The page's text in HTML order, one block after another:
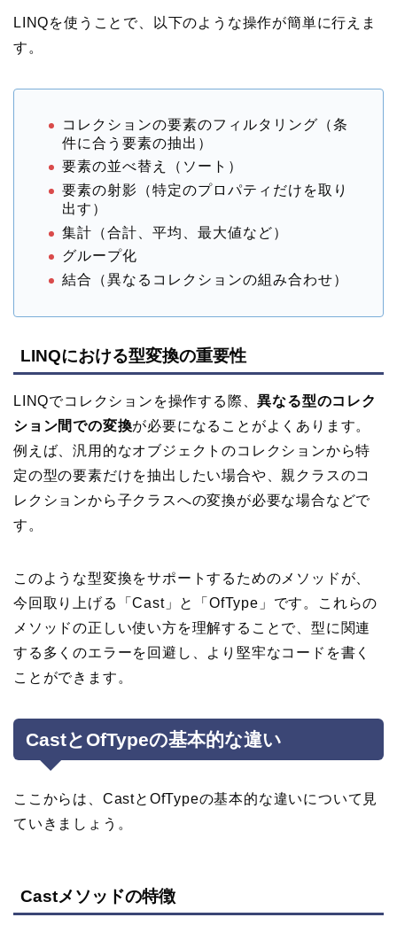
LINQを使うことで、以下のような操作が簡単に行えま
す。
コレクションの要素のフィルタリング（条
件に合う要素の抽出）
要素の並べ替え（ソート）
要素の射影（特定のプロパティだけを取り
出す）
集計（合計、平均、最大値など）
グループ化
結合（異なるコレクションの組み合わせ）
LINQにおける型変換の重要性
LINQでコレクションを操作する際、異なる型のコレク
ション間での変換が必要になることがよくあります。
例えば、汎用的なオブジェクトのコレクションから特
定の型の要素だけを抽出したい場合や、親クラスのコ
レクションから子クラスへの変換が必要な場合などで
す。
このような型変換をサポートするためのメソッドが、
今回取り上げる「Cast」と「OfType」です。これらの
メソッドの正しい使い方を理解することで、型に関連
する多くのエラーを回避し、より堅牢なコードを書く
ことができます。
CastとOfTypeの基本的な違い
ここからは、CastとOfTypeの基本的な違いについて見
ていきましょう。
Castメソッドの特徴